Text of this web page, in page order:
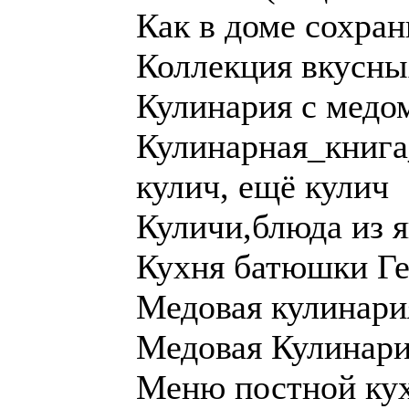
Как в доме
Коллекция
Кулинария с
кулич, ещё кулич
Куличи,блюда из
Кухня батюшки
Медовая
Медовая
Меню постной